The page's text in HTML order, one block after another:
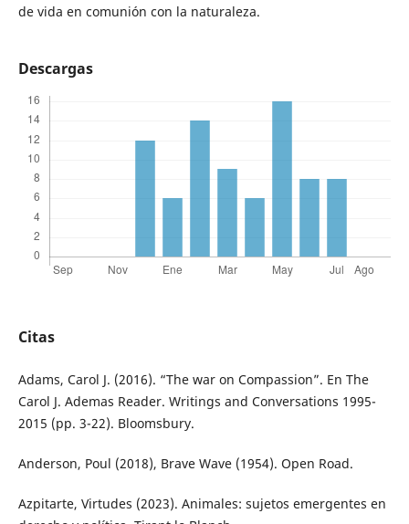
de vida en comunión con la naturaleza.
Descargas
Citas
Adams, Carol J. (2016). “The war on Compassion”. En The
Carol J. Ademas Reader. Writings and Conversations 1995-
2015 (pp. 3-22). Bloomsbury.
Anderson, Poul (2018), Brave Wave (1954). Open Road.
Azpitarte, Virtudes (2023). Animales: sujetos emergentes en